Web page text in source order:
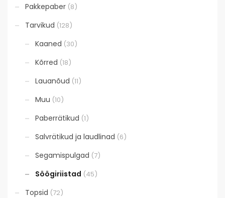
Pakkepaber (8)
Tarvikud (128)
Kaaned (30)
Kõrred (18)
Lauanõud (11)
Muu (10)
Paberrätikud (1)
Salvrätikud ja laudlinad (6)
Segamispulgad (7)
Söögiriistad (45)
Topsid (72)